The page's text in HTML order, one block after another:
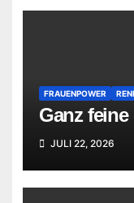
FRAUENPOWER
Ganz
JULI 22, 2026